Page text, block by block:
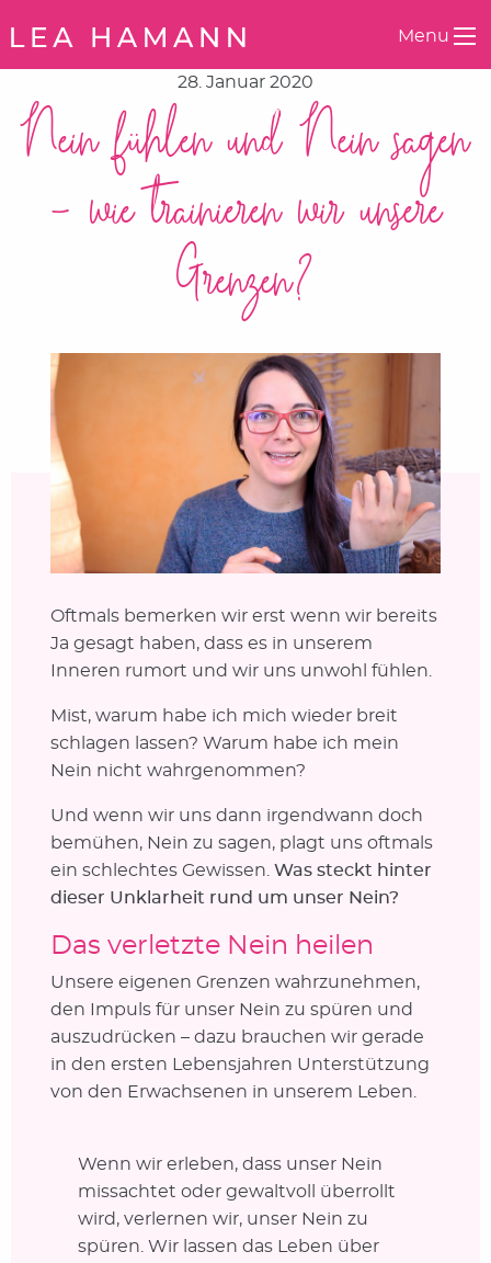
Menu
28. Januar 2020
Nein fühlen und Nein sagen
– wie trainieren wir unsere
Grenzen?
Oftmals bemerken wir erst wenn wir bereits
Ja gesagt haben, dass es in unserem
Inneren rumort und wir uns unwohl fühlen.
Mist, warum habe ich mich wieder breit
schlagen lassen? Warum habe ich mein
Nein nicht wahrgenommen?
Und wenn wir uns dann irgendwann doch
bemühen, Nein zu sagen, plagt uns oftmals
ein schlechtes Gewissen. Was steckt hinter
dieser Unklarheit rund um unser Nein?
Das verletzte Nein heilen
Unsere eigenen Grenzen wahrzunehmen,
den Impuls für unser Nein zu spüren und
auszudrücken – dazu brauchen wir gerade
in den ersten Lebensjahren Unterstützung
von den Erwachsenen in unserem Leben.
Wenn wir erleben, dass unser Nein
missachtet oder gewaltvoll überrollt
wird, verlernen wir, unser Nein zu
spüren. Wir lassen das Leben über